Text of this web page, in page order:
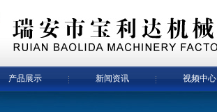
产品展示 新闻资讯 视频中心